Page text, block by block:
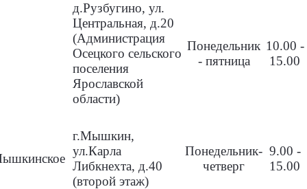
д.Рузбугино, ул.
Центральная, д.20
(Администрация
Осецкого сельского
поселения
Ярославской
области)
Понедельник
- пятница
10.00 -
15.00
г.Мышкин,
ул.Карла
Либкнехта, д.40
(второй этаж)
Понедельник-
четверг
9.00 -
15.00